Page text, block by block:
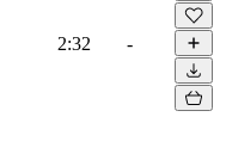
2:32 -